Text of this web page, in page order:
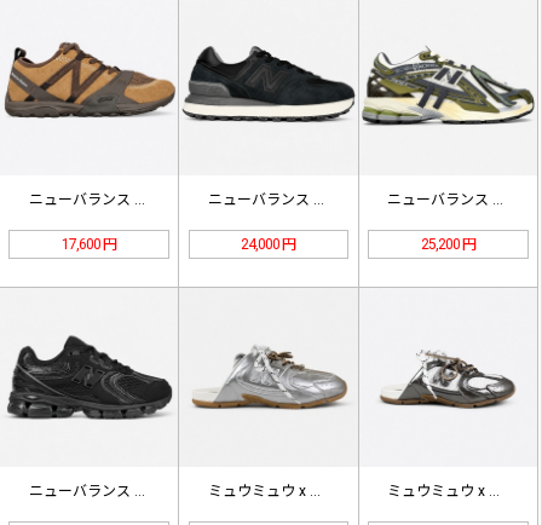
ニューバランス MT10 ミニマス …
17,600 円
ニューバランス U574 ローカット…
24,000 円
ニューバランス M1906R スニー…
25,200 円